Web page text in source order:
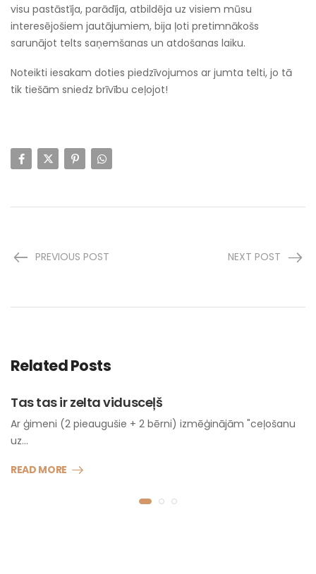
visu pastāstīja, parādīja, atbildēja uz visiem mūsu
interesējošiem jautājumiem, bija ļoti pretimnākošs
sarunājot telts saņemšanas un atdošanas laiku.
Noteikti iesakam doties piedzīvojumos ar jumta telti, jo tā
tik tiešām sniedz brīvību ceļojot!
PREVIOUS POST NEXT POST
Related Posts
Tas tas ir zelta vidusceļš
Ar ģimeni (2 pieaugušie + 2 bērni) izmēģinājām "ceļošanu
uz…
READ MORE